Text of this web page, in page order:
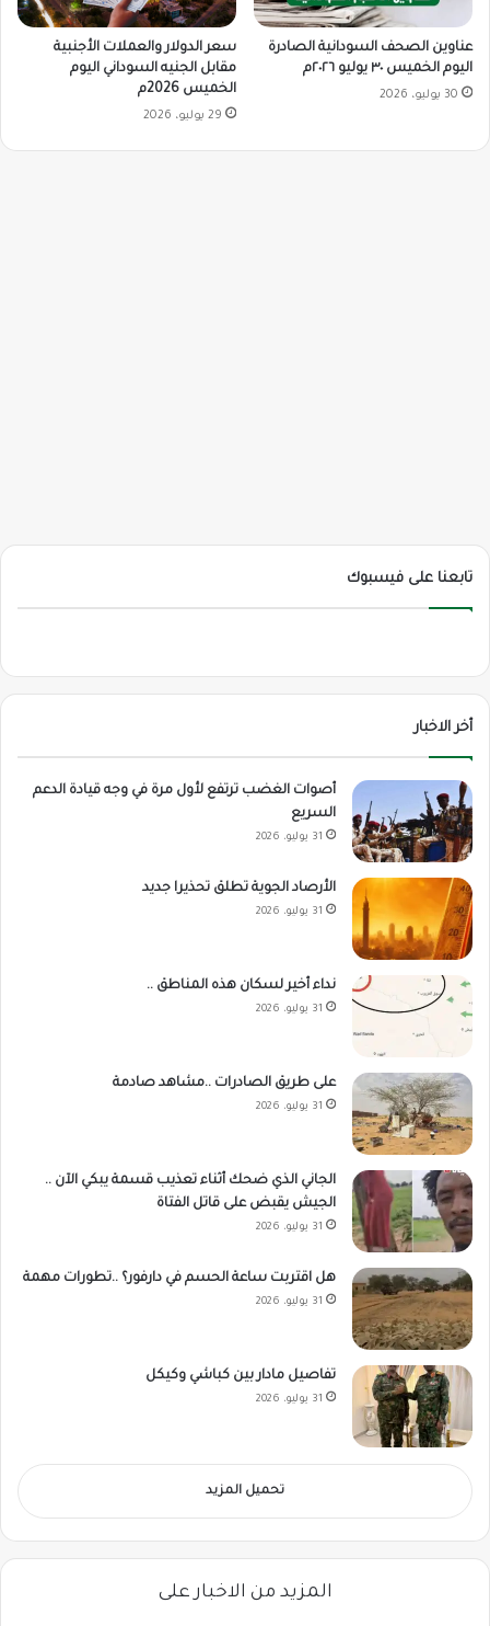
عناوين الصحف السودانية الصادرة
اليوم الخميس ٣٠ يوليو ٢٠٢٦م
30 يوليو، 2026
سعر الدولار والعملات الأجنبية
مقابل الجنيه السوداني اليوم
الخميس 2026م
29 يوليو، 2026
تابعنا على فيسبوك
أخر الاخبار
أصوات الغضب ترتفع لأول مرة في وجه قيادة الدعم
السريع
31 يوليو، 2026
الأرصاد الجوية تطلق تحذيرا جديد
31 يوليو، 2026
نداء أخير لسكان هذه المناطق ..
31 يوليو، 2026
على طريق الصادرات ..مشاهد صادمة
31 يوليو، 2026
الجاني الذي ضحك أثناء تعذيب قسمة يبكي الآن ..
الجيش يقبض على قاتل الفتاة
31 يوليو، 2026
هل اقتربت ساعة الحسم في دارفور؟ ..تطورات مهمة
31 يوليو، 2026
تفاصيل مادار بين كباشي وكيكل
31 يوليو، 2026
تحميل المزيد
المزيد من الاخبار على